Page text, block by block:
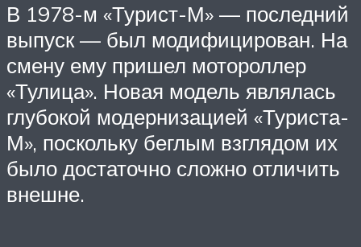
В 1978-м «Турист-М» — последний
выпуск — был модифицирован. На
смену ему пришел мотороллер
«Тулица». Новая модель являлась
глубокой модернизацией «Туриста-
М», поскольку беглым взглядом их
было достаточно сложно отличить
внешне.